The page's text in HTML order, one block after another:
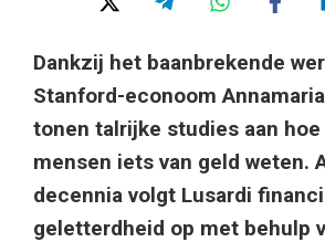
Dankzij het baanbrekende
Stanford-econoom
tonen talrijke studies aan hoe
mensen iets van geld weten.
decennia volgt Lusardi
geletterdheid op met behulp